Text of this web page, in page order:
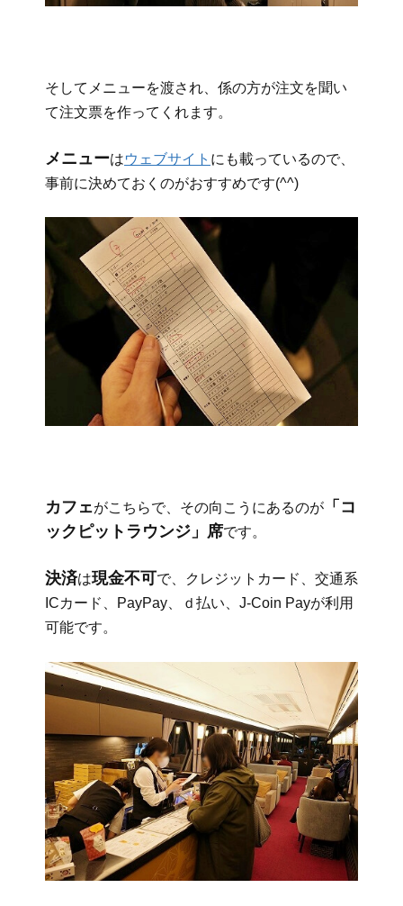
そしてメニューを渡され、係の方が注文を聞い
て注文票を作ってくれます。
メニューはウェブサイト にも載っているので、
事前に決めておくのがおすすめです(^^)
カフェがこちらで、その向こうにあるのが 「コ
ックピットラウンジ」席です。
決済は現金不可で、クレジットカード、交通系
ICカード、PayPay、ｄ払い、J-Coin Payが利用
可能です。